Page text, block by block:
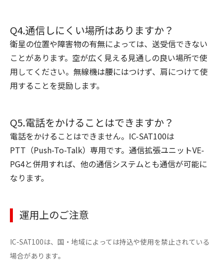
Q4.通信しにくい場所はありますか？
衛星の位置や障害物の有無によっては、送受信できない
ことがあります。空が広く見える見通しの良い場所で使
用してください。無線機は腰にはつけず、肩につけて使
用することを奨励します。
Q5.電話をかけることはできますか？
電話をかけることはできません。IC-SAT100は
PTT（Push-To-Talk）専用です。通信拡張ユニットVE-
PG4と併用すれば、他の通信システムとも通信が可能に
なります。
運用上のご注意
IC-SAT100は、国・地域によっては持込や使用を禁止されている
場合があります。